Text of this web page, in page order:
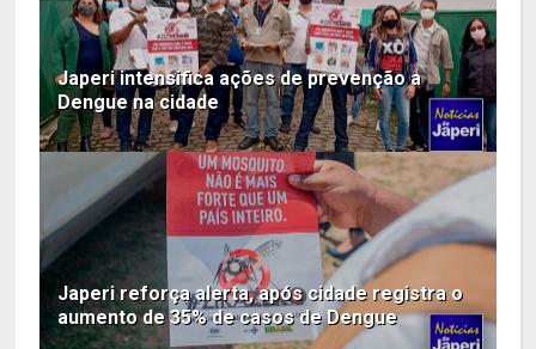
Japeri intensifica ações de prevenção a
Dengue na cidade
Japeri reforça alerta, após cidade registra o
aumento de 35% de casos de Dengue